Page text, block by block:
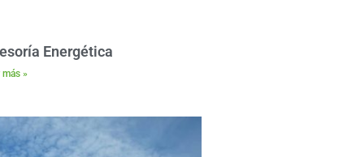
Energética
más »